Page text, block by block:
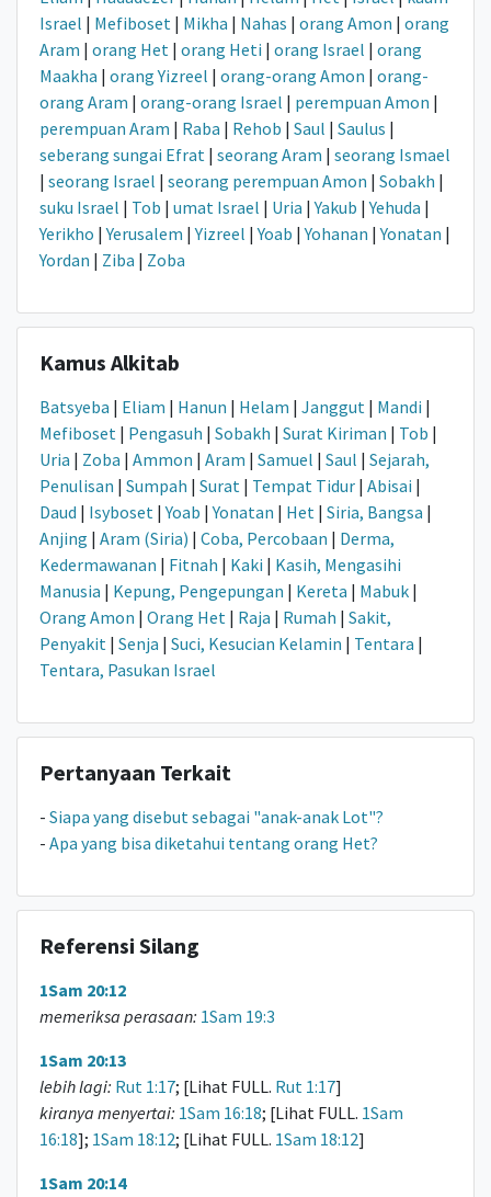
Israel | Mefiboset | Mikha | Nahas | orang Amon | orang
Aram | orang Het | orang Heti | orang Israel | orang
Maakha | orang Yizreel | orang-orang Amon | orang-
orang Aram | orang-orang Israel | perempuan Amon |
perempuan Aram | Raba | Rehob | Saul | Saulus |
seberang sungai Efrat | seorang Aram | seorang Ismael
| seorang Israel | seorang perempuan Amon | Sobakh |
suku Israel | Tob | umat Israel | Uria |Yakub |Yehuda |
Yerikho |Yerusalem |Yizreel |Yoab |Yohanan |Yonatan |
Yordan | Ziba | Zoba
Kamus Alkitab
Batsyeba | Eliam | Hanun | Helam | Janggut | Mandi |
Mefiboset | Pengasuh | Sobakh | Surat Kiriman | Tob |
Uria | Zoba | Ammon | Aram | Samuel | Saul | Sejarah,
Penulisan | Sumpah | Surat | Tempat Tidur | Abisai |
Daud | Isyboset |Yoab |Yonatan | Het | Siria, Bangsa |
Anjing | Aram (Siria) | Coba, Percobaan | Derma,
Kedermawanan | Fitnah | Kaki | Kasih, Mengasihi
Manusia | Kepung, Pengepungan | Kereta | Mabuk |
Orang Amon | Orang Het | Raja | Rumah | Sakit,
Penyakit | Senja | Suci, Kesucian Kelamin | Tentara |
Tentara, Pasukan Israel
Pertanyaan Terkait
- Siapa yang disebut sebagai "anak-anak Lot"?
- Apa yang bisa diketahui tentang orang Het?
Referensi Silang
1Sam 20:12
memeriksa perasaan: 1Sam 19:3
1Sam 20:13
lebih lagi: Rut 1:17; [Lihat FULL. Rut 1:17]
kiranya menyertai: 1Sam 16:18; [Lihat FULL. 1Sam
16:18]; 1Sam 18:12; [Lihat FULL. 1Sam 18:12]
1Sam 20:14